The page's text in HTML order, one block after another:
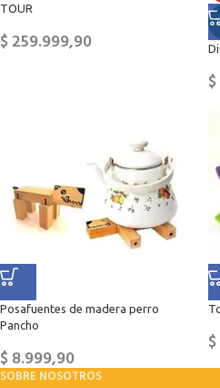
TOUR
$259.999,90
$
Posafuentes de madera perro
Pancho
$8.999,90
$
SOBRE NOSOTROS